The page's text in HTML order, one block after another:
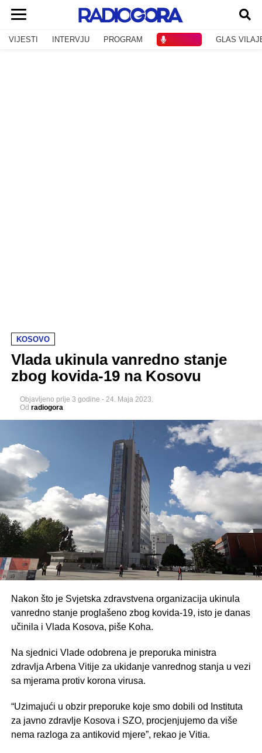
VIJESTI INTERVJU PROGRAM GLAS
KOSOVO
Vlada ukinula vanredno stanje
zbog kovida-19 na Kosovu
Objavljeno prije 3 godine - 24. Maja 2023.
Od radiogora
Nakon što je Svjetska zdravstvena organizacija ukinula
vanredno stanje proglašeno zbog kovida-19, isto je danas
učinila i Vlada Kosova, piše Koha.
Na sjednici Vlade odobrena je preporuka ministra
zdravlja Arbena Vitije za ukidanje vanrednog stanja u vezi
sa mjerama protiv korona virusa.
“Uzimajući u obzir preporuke koje smo dobili od Instituta
za javno zdravlje Kosova i SZO, procjenjujemo da više
nema razloga za antikovid mjere”, rekao je Vitia.